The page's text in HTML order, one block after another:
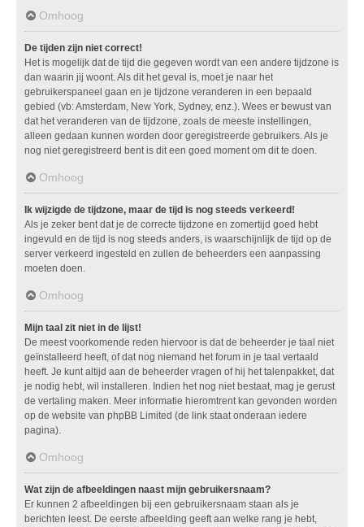
Omhoog
De tijden zijn niet correct!
Het is mogelijk dat de tijd die gegeven wordt van een andere tijdzone is
dan waarin jij woont. Als dit het geval is, moet je naar het
gebruikerspaneel gaan en je tijdzone veranderen in een bepaald
gebied (vb: Amsterdam, New York, Sydney, enz.). Wees er bewust van
dat het veranderen van de tijdzone, zoals de meeste instellingen,
alleen gedaan kunnen worden door geregistreerde gebruikers. Als je
nog niet geregistreerd bent is dit een goed moment om dit te doen.
Omhoog
Ik wijzigde de tijdzone, maar de tijd is nog steeds verkeerd!
Als je zeker bent dat je de correcte tijdzone en zomertijd goed hebt
ingevuld en de tijd is nog steeds anders, is waarschijnlijk de tijd op de
server verkeerd ingesteld en zullen de beheerders een aanpassing
moeten doen.
Omhoog
Mijn taal zit niet in de lijst!
De meest voorkomende reden hiervoor is dat de beheerder je taal niet
geïnstalleerd heeft, of dat nog niemand het forum in je taal vertaald
heeft. Je kunt altijd aan de beheerder vragen of hij het talenpakket, dat
je nodig hebt, wil installeren. Indien het nog niet bestaat, mag je gerust
de vertaling maken. Meer informatie hieromtrent kan gevonden worden
op de website van phpBB Limited (de link staat onderaan iedere
pagina).
Omhoog
Wat zijn de afbeeldingen naast mijn gebruikersnaam?
Er kunnen 2 afbeeldingen bij een gebruikersnaam staan als je
berichten leest. De eerste afbeelding geeft aan welke rang je hebt,